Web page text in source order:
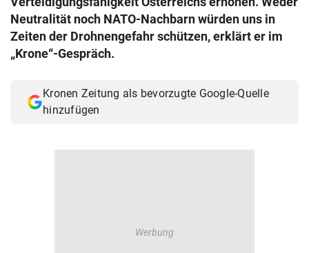
Neutralität noch NATO-Nachbarn würden uns in
Zeiten der Drohnengefahr schützen, erklärt er im
„Krone“-Gespräch.
Kronen Zeitung als bevorzugte Google-Quelle
hinzufügen